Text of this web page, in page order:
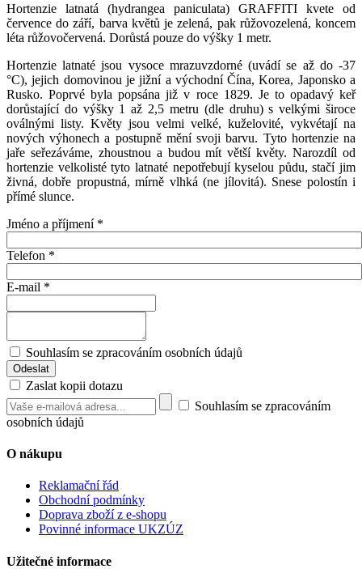
Hortenzie latnatá (hydrangea paniculata) GRAFFITI kvete od
července do září, barva květů je zelená, pak růžovozelená, koncem
léta růžovočervená. Dorůstá pouze do výšky 1 metr.
Hortenzie latnaté jsou vysoce mrazuvzdorné (uvádí se až do -37
°C), jejich domovinou je jižní a východní Čína, Korea, Japonsko a
Rusko. Poprvé byla popsána již v roce 1829. Je to opadavý keř
dorůstající do výšky 1 až 2,5 metru (dle druhu) s velkými široce
oválnými listy. Květy jsou velmi velké, kuželovité, vykvétají na
nových výhonech a postupně mění svoji barvu. Tyto hortenzie na
jaře seřezáváme, zhoustnou a budou mít větší květy. Narozdíl od
hortenzie velkolisté tyto latnaté nepotřebují kyselou půdu, stačí jim
živná, dobře propustná, mírně vlhká (ne jílovitá). Snese polostín i
přímé slunce.
Jméno a příjmení *
Telefon *
E-mail *
Souhlasím se zpracováním osobních údajů
Zaslat kopii dotazu
Souhlasím se zpracováním
osobních údajů
O nákupu
Reklamační řád
Obchodní podmínky
Doprava zboží z e-shopu
Povinné informace UKZÚZ
Užitečné informace